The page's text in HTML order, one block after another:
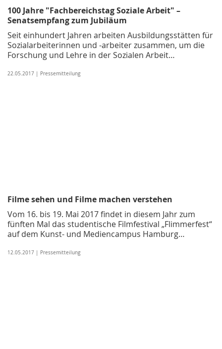
100 Jahre "Fachbereichstag Soziale Arbeit" –
Senatsempfang zum Jubiläum
Seit einhundert Jahren arbeiten Ausbildungsstätten für
Sozialarbeiterinnen und -arbeiter zusammen, um die
Forschung und Lehre in der Sozialen Arbeit…
22.05.2017 | Pressemitteilung
Filme sehen und Filme machen verstehen
Vom 16. bis 19. Mai 2017 findet in diesem Jahr zum
fünften Mal das studentische Filmfestival „Flimmerfest“
auf dem Kunst- und Mediencampus Hamburg…
12.05.2017 | Pressemitteilung